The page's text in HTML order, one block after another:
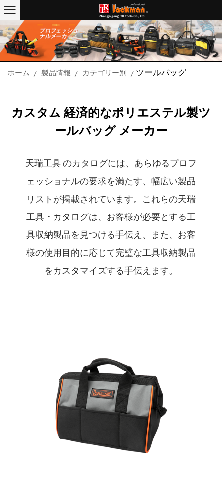
ホーム / 製品情報 / カテゴリー別 / ツールバッグ
カスタム 経済的なポリエステル製ツ
ールバッグ メーカー
天瑞工具 のカタログには、あらゆるプロフ
ェッショナルの要求を満たす、幅広い製品
リストが掲載されています。これらの天瑞
工具・カタログは、お客様が必要とする工
具収納製品を見つける手伝え、また、お客
様の使用目的に応じて完璧な工具収納製品
をカスタマイズする手伝えます。